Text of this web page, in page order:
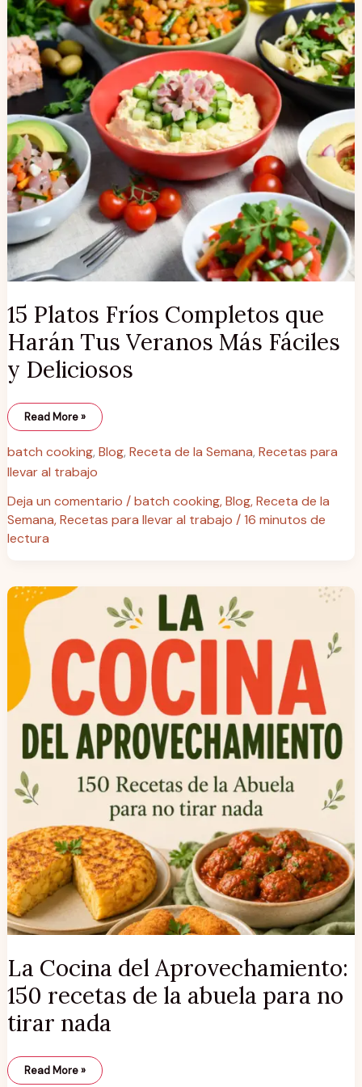
15 Platos Fríos Completos que
Harán Tus Veranos Más Fáciles
y Deliciosos
Veranos
Más
Fáciles
y
Deliciosos
Read More »
batch cooking, Blog, Receta de la Semana, Recetas para
llevar al trabajo
Deja un comentario /batch cooking,Blog,Receta de la
Semana,Recetas para llevar al trabajo /16 minutos de
lectura
La Cocina del Aprovechamiento:
150 recetas de la abuela para no
tirar nada
La
Cocina
del
Aprovechamiento:
150
recetas
de
la
abuela
para
no
Read More »